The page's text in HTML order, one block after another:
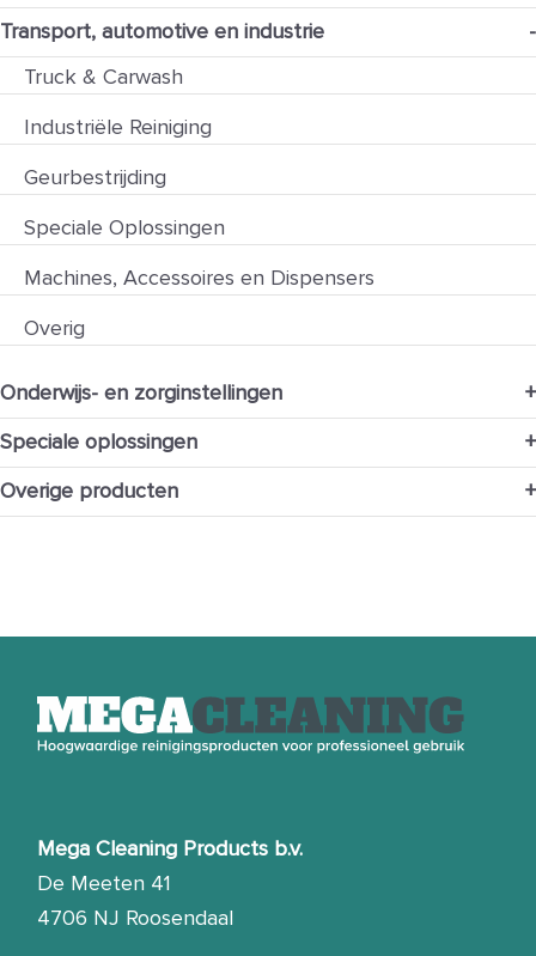
Transport, automotive en industrie
-
Truck & Carwash
Industriële Reiniging
Geurbestrijding
Speciale Oplossingen
Machines, Accessoires en Dispensers
Overig
Onderwijs- en zorginstellingen
+
Speciale oplossingen
+
Overige producten
+
Mega Cleaning Products b.v.
De Meeten 41
4706 NJ Roosendaal